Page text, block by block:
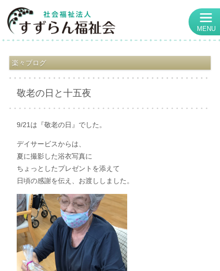
MENU
楽々ブログ
敬老の日と十五夜
9/21は『敬老の日』でした。
デイサービスからは、
夏に撮影した浴衣写真に
ちょっとしたプレゼントを添えて
日頃の感謝を伝え、お渡ししました。